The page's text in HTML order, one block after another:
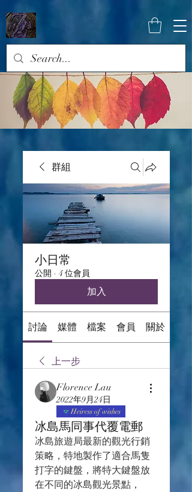
群組
小日常
公開 · 4 位會員
加入
討論 媒體 檔案 會員 關於
上一步
Florence Lau
2022年9月24日
Heiress of wishes
冰島馬同事代覆電郵
冰島旅遊局最新的觀光行銷
策略，特地製作了適合馬隻
打字的鍵盤，將特大鍵盤放
在不同的冰島觀光景點，